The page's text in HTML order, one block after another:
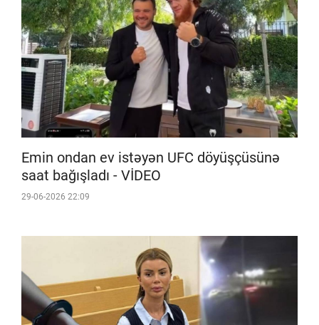
Emin ondan ev istəyən UFC döyüşçüsünə
saat bağışladı - VİDEO
29-06-2026 22:09